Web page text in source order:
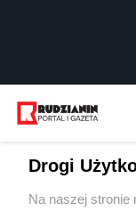
Drogi
Na naszej stronie